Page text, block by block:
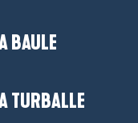
BAULE
TURBALLE